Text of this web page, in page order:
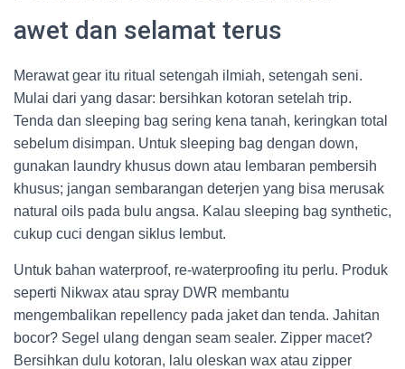
awet dan selamat terus
Merawat gear itu ritual setengah ilmiah, setengah seni.
Mulai dari yang dasar: bersihkan kotoran setelah trip.
Tenda dan sleeping bag sering kena tanah, keringkan total
sebelum disimpan. Untuk sleeping bag dengan down,
gunakan laundry khusus down atau lembaran pembersih
khusus; jangan sembarangan deterjen yang bisa merusak
natural oils pada bulu angsa. Kalau sleeping bag synthetic,
cukup cuci dengan siklus lembut.
Untuk bahan waterproof, re-waterproofing itu perlu. Produk
seperti Nikwax atau spray DWR membantu
mengembalikan repellency pada jaket dan tenda. Jahitan
bocor? Segel ulang dengan seam sealer. Zipper macet?
Bersihkan dulu kotoran, lalu oleskan wax atau zipper